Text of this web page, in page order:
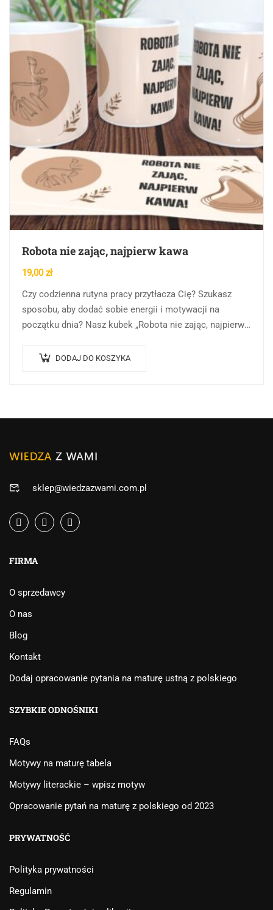
Robota nie zając, najpierw kawa
19,00zł
Czy codzienna rutyna pracy przytłacza Cię? Szukasz
sposobu, aby dodać sobie energii i motywacji na
początku dnia? Nasz kubek „Robota nie zając, najpierw
DODAJ DO KOSZYKA
sklep@wiedzazwami.com.pl
FIRMA
O sprzedawcy
O nas
Blog
Kontakt
Dodaj opracowanie pytania na maturę ustną z polskiego
SZYBKIE ODNOŚNIKI
FAQs
Motywy na maturę tabela
Motywy literackie – wpisz motyw
Opracowanie pytań na maturę z polskiego od 2023
PRYWATNOŚĆ
Polityka prywatności
Regulamin